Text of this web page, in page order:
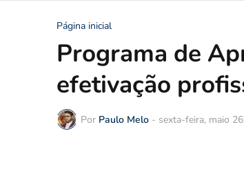
Página inicial
Programa de
efetivação
Por Paulo Melo - sexta-feira, maio